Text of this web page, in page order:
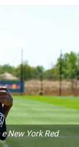
New York Red